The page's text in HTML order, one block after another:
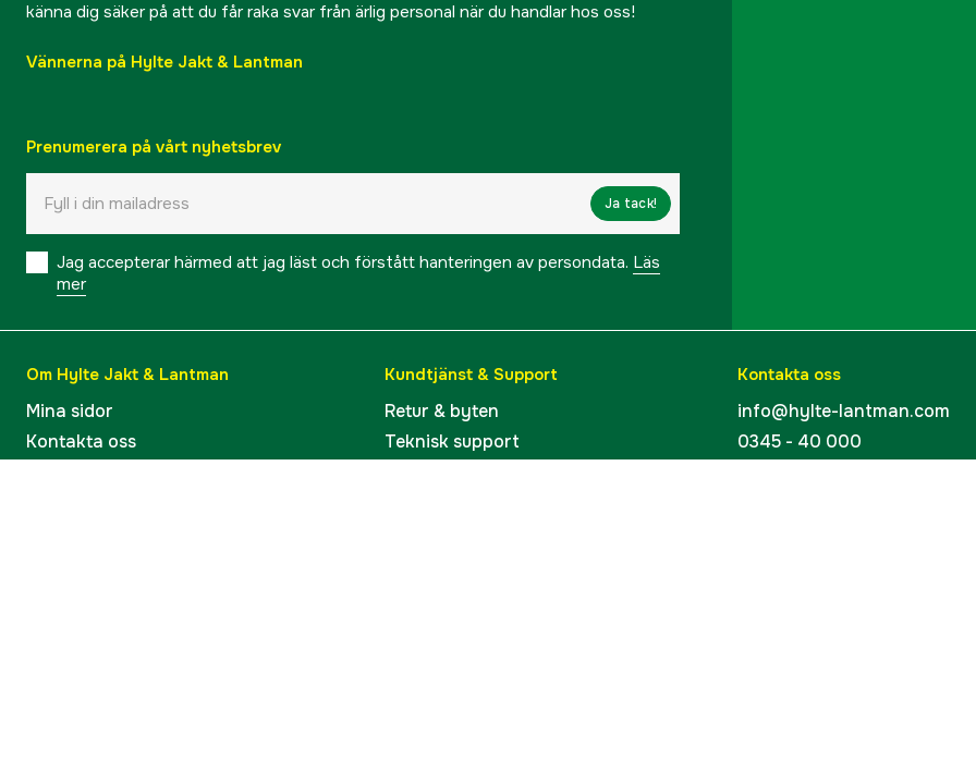
känna dig säker på att du får raka svar från ärlig personal när du handlar hos oss!
Vännerna på Hylte Jakt & Lantman
Prenumerera på vårt nyhetsbrev
Ja tack!
Jag accepterar härmed att jag läst och förstått hanteringen av persondata. Läs
mer
Om Hylte Jakt & Lantman
Mina sidor
Kontakta oss
Kundtjänst & Support
Retur & byten
Teknisk support
Kontakta oss
info@hylte-lantman.com
0345 - 40 000